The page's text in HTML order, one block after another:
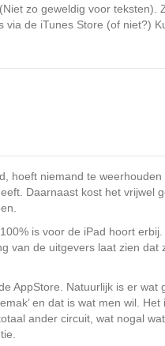
zo geweldig voor teksten).
de iTunes Store (of niet?)
hoeft niemand te
Daarnaast kost het vrijwel
is voor de iPad hoort
van de uitgevers laat zien dat
AppStore. Natuurlijk is er
en dat is wat men wil. Het
ander circuit, wat nogal